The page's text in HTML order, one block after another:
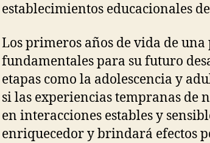
establecimientos educacionales
Los primeros años de vida de una
fundamentales para su futuro
etapas como la adolescencia y
si las experiencias tempranas de
en interacciones estables y
enriquecedor y brindará efectos